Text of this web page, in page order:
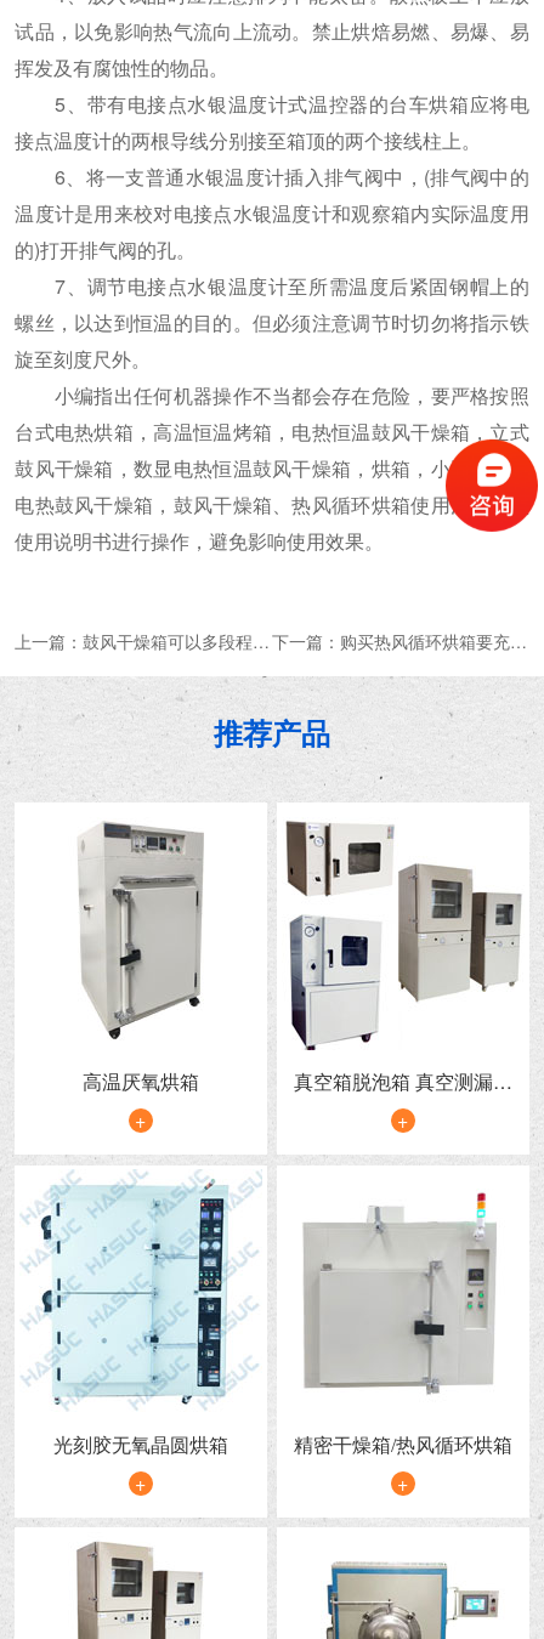
试品，以免影响热气流向上流动。禁止烘焙易燃、易爆、易
挥发及有腐蚀性的物品。
5、带有电接点水银温度计式温控器的台车烘箱应将电
接点温度计的两根导线分别接至箱顶的两个接线柱上。
6、将一支普通水银温度计插入排气阀中，(排气阀中的
温度计是用来校对电接点水银温度计和观察箱内实际温度用
的)打开排气阀的孔。
7、调节电接点水银温度计至所需温度后紧固钢帽上的
螺丝，以达到恒温的目的。但必须注意调节时切勿将指示铁
旋至刻度尺外。
小编指出任何机器操作不当都会存在危险，要严格按照
台式电热烘箱，高温恒温烤箱，电热恒温鼓风干燥箱，立式
鼓风干燥箱，数显电热恒温鼓风干燥箱，烘箱，小型烘箱，
电热鼓风干燥箱，鼓风干燥箱、热风循环烘箱使用注意事项
使用说明书进行操作，避免影响使用效果。
上一篇：鼓风干燥箱可以多段程序升温吗 下一篇： 购买热风循环烘箱要充分考虑哪几点
推荐产品
高温厌氧烘箱
+
真空箱脱泡箱 真空测漏箱
（不加热）
+
光刻胶无氧晶圆烘箱
+
精密干燥箱/热风循环烘箱
+